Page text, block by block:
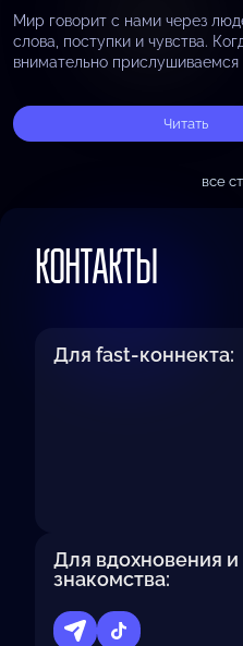
Мир говорит с нами через
слова, поступки и чувства.
внимательно прислушиваемся
отражают то, что скрыто
принося…
Читать
все
КОНТАКТЫ
Для fast-коннекта:
Для вдохновения и
знакомства: